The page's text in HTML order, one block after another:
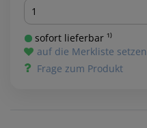
Menge
sofort lieferbar ¹⁾
auf die Merkliste setzen
Frage zum Produkt